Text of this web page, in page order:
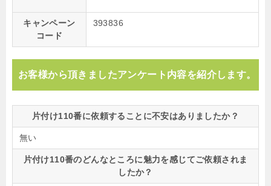
キャンペーン
コード
393836
お客様から頂きましたアンケート内容を紹介します。
片付け110番に依頼することに不安はありましたか？
無い
片付け110番のどんなところに魅力を感じてご依頼されま
したか？